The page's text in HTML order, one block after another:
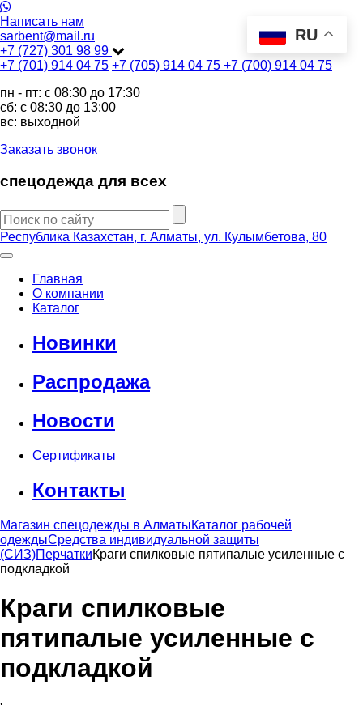
Написать нам
sarbent@mail.ru
+7 (727) 301 98 99
+7 (701) 914 04 75 +7 (705) 914 04 75 +7 (700) 914 04 75
пн - пт: c 08:30 до 17:30
сб: c 08:30 до 13:00
вс: выходной
Заказать звонок
спецодежда для всех
Республика Казахстан, г. Алматы, ул. Кулымбетова, 80
Главная
О компании
Каталог
Новинки
Распродажа
Новости
Сертификаты
Контакты
Магазин спецодежды в АлматыКаталог рабочей
одеждыСредства индивидуальной защиты
(СИЗ)ПерчаткиКраги спилковые пятипалые усиленные с
подкладкой
Краги спилковые
пятипалые усиленные с
подкладкой
'
RU